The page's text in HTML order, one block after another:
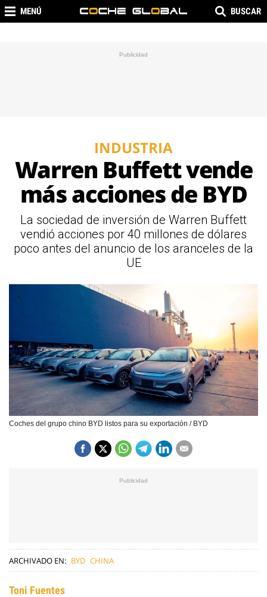
MENÚ BUSCAR
INDUSTRIA
Warren Buffett vende
más acciones de BYD
La sociedad de inversión de Warren Buffett
vendió acciones por 40 millones de dólares
poco antes del anuncio de los aranceles de la
UE
Coches del grupo chino BYD listos para su exportación / BYD
ARCHIVADO EN: BYD CHINA
Toni Fuentes